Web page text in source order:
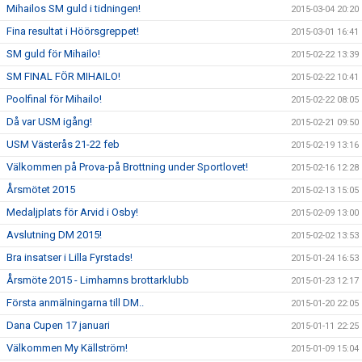
Mihailos SM guld i tidningen! 2015-03-04 20:20
Fina resultat i Höörsgreppet! 2015-03-01 16:41
SM guld för Mihailo! 2015-02-22 13:39
SM FINAL FÖR MIHAILO! 2015-02-22 10:41
Poolfinal för Mihailo! 2015-02-22 08:05
Då var USM igång! 2015-02-21 09:50
USM Västerås 21-22 feb 2015-02-19 13:16
Välkommen på Prova-på Brottning under Sportlovet! 2015-02-16 12:28
Årsmötet 2015 2015-02-13 15:05
Medaljplats för Arvid i Osby! 2015-02-09 13:00
Avslutning DM 2015! 2015-02-02 13:53
Bra insatser i Lilla Fyrstads! 2015-01-24 16:53
Årsmöte 2015 - Limhamns brottarklubb 2015-01-23 12:17
Första anmälningarna till DM.. 2015-01-20 22:05
Dana Cupen 17 januari 2015-01-11 22:25
Välkommen My Källström! 2015-01-09 15:04